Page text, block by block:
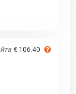
€ 106.40